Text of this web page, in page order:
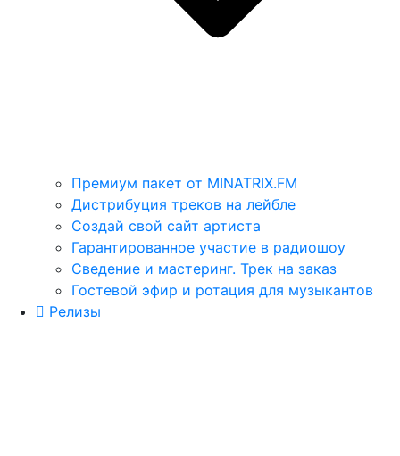
Премиум пакет от MINATRIX.FM
Дистрибуция треков на лейбле
Создай свой сайт артиста
Гарантированное участие в радиошоу
Сведение и мастеринг. Трек на заказ
Гостевой эфир и ротация для музыкантов
Релизы